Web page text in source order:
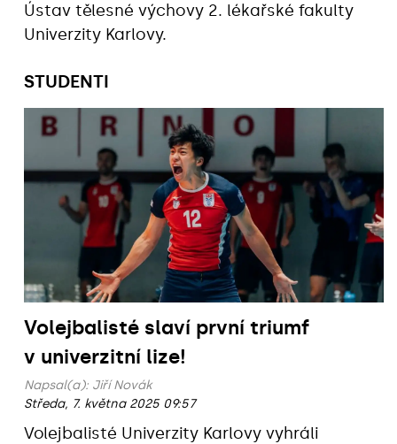
Ústav tělesné výchovy 2. lékařské fakulty
Univerzity Karlovy.
STUDENTI
Volejbalisté slaví první triumf
v univerzitní lize!
Napsal(a): Jiří Novák
Středa, 7. května 2025 09:57
Volejbalisté Univerzity Karlovy vyhráli